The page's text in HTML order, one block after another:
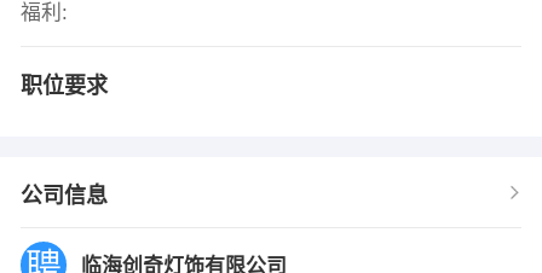
福利:
职位要求
公司信息
临海创奇灯饰有限公司